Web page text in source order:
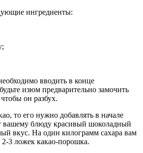
ингредиенты:
вводить в конце
изюм предварительно замочить
он разбух.
то его нужно добавлять в начале
вашему блюду красивый шоколадный
вкус. На один килограмм сахара вам
2-3 ложек какао-порошка.